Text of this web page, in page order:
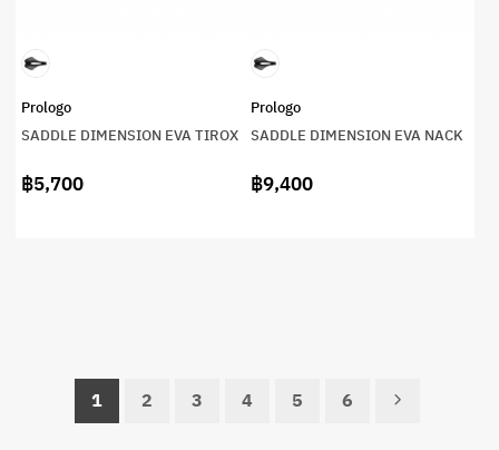
Prologo
SADDLE DIMENSION EVA TIROX
฿5,700
Prologo
SADDLE DIMENSION EVA NACK
฿9,400
1 2 3 4 5 6